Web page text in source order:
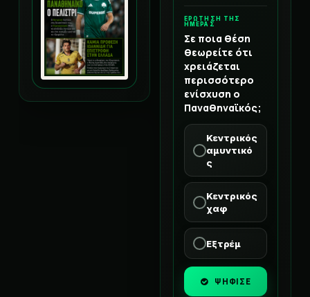
ΕΡΩΤΗΣΗ ΤΗΣ
ΗΜΕΡΑΣ
Σε ποια θέση
θεωρείτε ότι
χρειάζεται
περισσότερο
ενίσχυση ο
Παναθηναϊκός;
Κεντρικός
αμυντικό
ς
Κεντρικός
χαφ
Εξτρέμ
ΨΗΦΙΣΕ